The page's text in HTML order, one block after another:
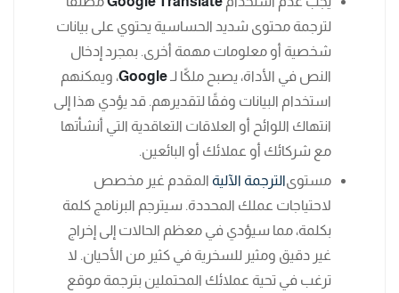
لترجمة محتوى شديد الحساسية يحتوي على بيانات
شخصية أو معلومات مهمة أخرى. بمجرد إدخال
النص في الأداة، يصبح ملكًا لـ Google، ويمكنهم
استخدام البيانات وفقًا لتقديرهم. قد يؤدي هذا إلى
انتهاك اللوائح أو العلاقات التعاقدية التي أنشأتها
مع شركائك أو عملائك أو البائعين.
مستوىالترجمة الآلية المقدم غير مخصص
لاحتياجات عملك المحددة. سيترجم البرنامج كلمة
بكلمة، مما سيؤدي في معظم الحالات إلى إخراج
غير دقيق ومثير للسخرية في كثير من الأحيان. لا
ترغب في تحية عملائك المحتملين بترجمة موقع